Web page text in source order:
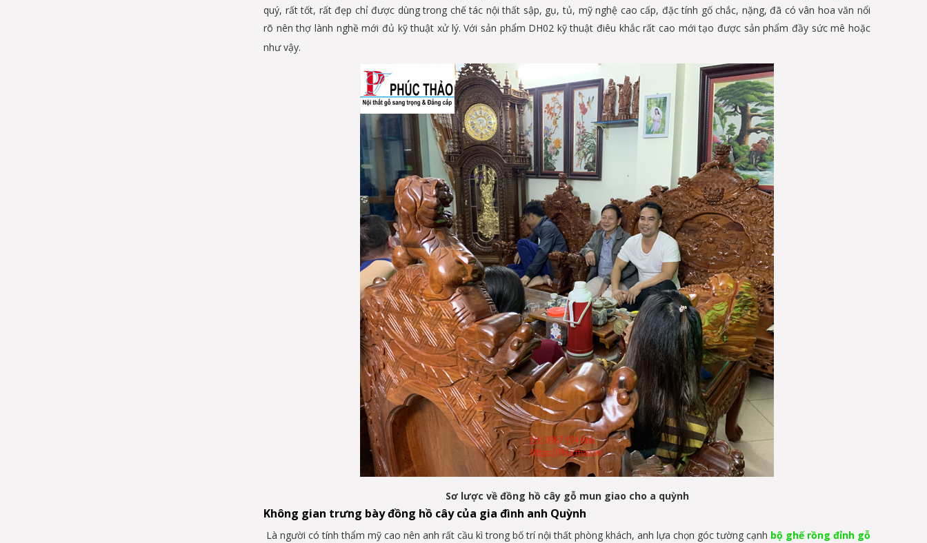
quý, rất tốt, rất đẹp chỉ được dùng trong chế tác nội thất sập, gụ, tủ, mỹ nghệ cao cấp, đặc tính gố chắc, nặng, đã có vân hoa văn nổi
rõ nên thợ lành nghề mới đủ kỹ thuật xử lý. Với sản phẩm DH02 kỹ thuật điêu khắc rất cao mới tạo được sản phẩm đầy sức mê hoặc
như vậy.
Sơ lược về đồng hồ cây gỗ mun giao cho a quỳnh
Không gian trưng bày đồng hồ cây của gia đình anh Quỳnh
Là người có tính thẩm mỹ cao nên anh rất cầu kì trong bố trí nội thất phòng khách, anh lựa chọn góc tường cạnh bộ ghế rồng đỉnh gỗ